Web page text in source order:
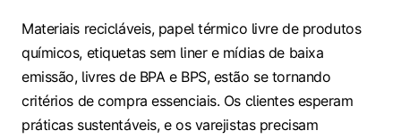
Materiais recicláveis, papel térmico livre de produtos
químicos, etiquetas sem liner e mídias de baixa
emissão, livres de BPA e BPS, estão se tornando
critérios de compra essenciais. Os clientes esperam
práticas sustentáveis, e os varejistas precisam